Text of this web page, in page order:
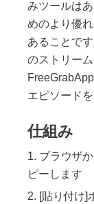
みツールは
めのより優
あることで
のストリー
エピソード
仕組み
ブラウザ
ピーします
[貼り付け]